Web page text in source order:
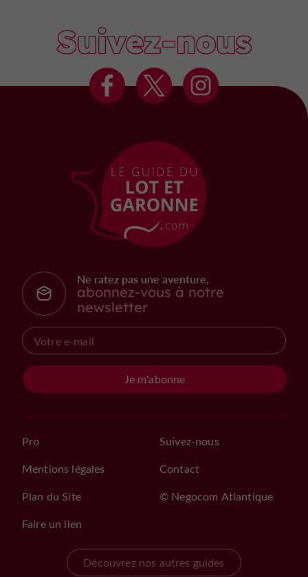
Suivez-nous
Ne ratez pas une aventure,
abonnez-vous à notre
newsletter
Je m'abonne
Pro
Mentions légales
Plan du Site
Faire un lien
Suivez-nous
Contact
© Negocom Atlantique
Découvrez nos autres guides